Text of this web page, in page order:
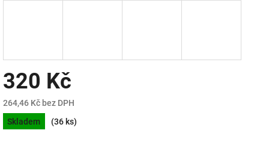
320 Kč
264,46 Kč bez DPH
Měrná
cena:
Skladem (36 ks)